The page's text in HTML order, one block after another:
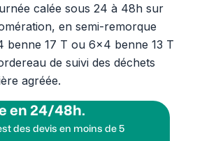
calée sous 24 à 48h sur
en semi-remorque
benne 17 T ou 6x4 benne 13 T
de suivi des déchets
agréée.
en 24/48h.
des devis en moins de 5